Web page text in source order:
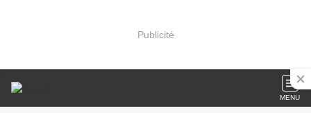
Publicité
MENU